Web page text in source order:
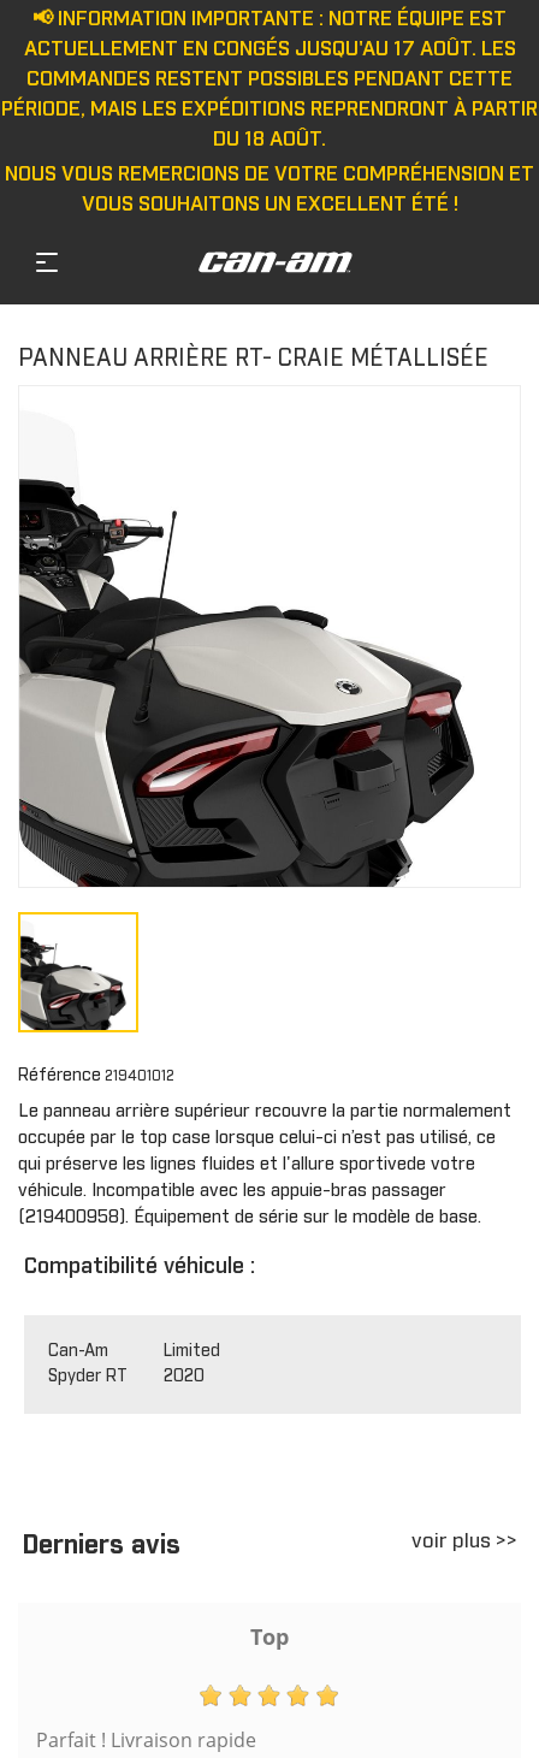
📢 INFORMATION IMPORTANTE : NOTRE ÉQUIPE EST
ACTUELLEMENT EN CONGÉS JUSQU'AU 17 AOÛT. LES
COMMANDES RESTENT POSSIBLES PENDANT CETTE
PÉRIODE, MAIS LES EXPÉDITIONS REPRENDRONT À PARTIR
DU 18 AOÛT.
NOUS VOUS REMERCIONS DE VOTRE COMPRÉHENSION ET
VOUS SOUHAITONS UN EXCELLENT ÉTÉ !
PANNEAU ARRIÈRE RT- CRAIE MÉTALLISÉE
Référence 219401012
Le panneau arrière supérieur recouvre la partie normalement
occupée par le top case lorsque celui-ci n’est pas utilisé, ce
qui préserve les lignes fluides et l'allure sportivede votre
véhicule. Incompatible avec les appuie-bras passager
(219400958). Équipement de série sur le modèle de base.
Compatibilité véhicule :
Can-Am
Spyder RT
Limited
2020
Derniers avis voir plus >>
Top
Parfait ! Livraison rapide